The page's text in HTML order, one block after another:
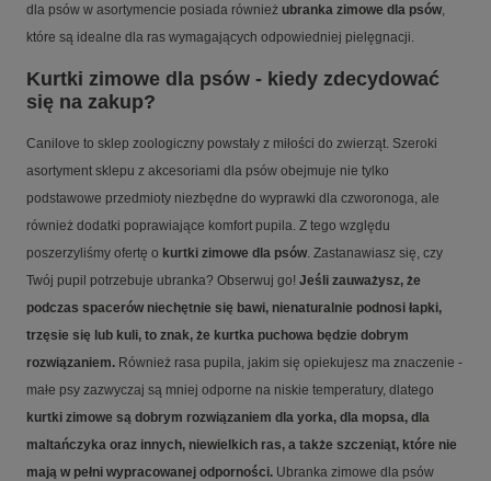
dla psów w asortymencie posiada również ubranka zimowe dla psów
które są idealne dla ras wymagających odpowiedniej pielęgnacji.
Kurtki zimowe dla psów - kiedy zdecydować
się na zakup?
Canilove to sklep zoologiczny powstały z miłości do zwierząt. Szeroki
asortyment sklepu z akcesoriami dla psów obejmuje nie tylko
podstawowe przedmioty niezbędne do wyprawki dla czworonoga, ale
również dodatki poprawiające komfort pupila. Z tego względu
poszerzyliśmy ofertę o kurtki zimowe dla psów . Zastanawiasz się, czy
Twój pupil potrzebuje ubranka? Obserwuj go! Jeśli zauważysz, że
podczas spacerów niechętnie się bawi, nienaturalnie podnosi łapki,
trzęsie się lub kuli, to znak, że kurtka puchowa będzie dobrym
rozwiązaniem. Również rasa pupila, jakim się opiekujesz ma znaczenie -
małe psy zazwyczaj są mniej odporne na niskie temperatury, dlatego
kurtki zimowe są dobrym rozwiązaniem dla yorka, dla mopsa, dla
maltańczyka oraz innych, niewielkich ras, a także szczeniąt, które nie
mają w pełni wypracowanej odporności. Ubranka zimowe dla psów